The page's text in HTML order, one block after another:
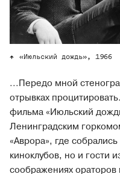
«Июльский дождь», 1966
...Передо мной
отрывках
фильма «Июльский
Ленинградским
«Аврора», где
киноклубов, но и гости
соображениях